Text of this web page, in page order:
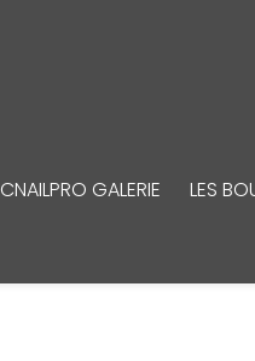
CNAILPRO GALERIE LES